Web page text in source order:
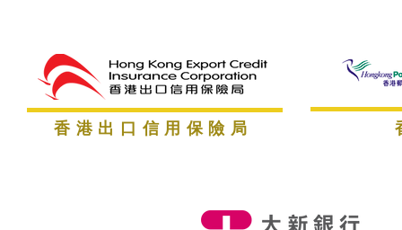
​香港出口信用保險局